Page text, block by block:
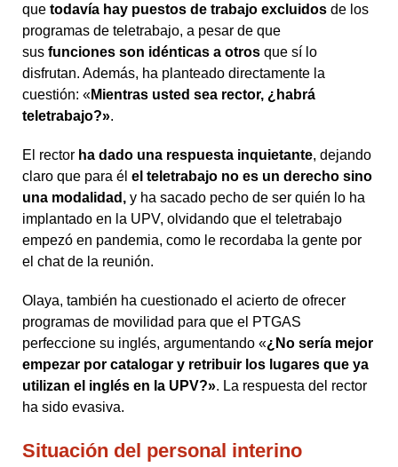
que todavía hay puestos de trabajo excluidos de los
programas de teletrabajo, a pesar de que
sus funciones son idénticas a otros que sí lo
disfrutan. Además, ha planteado directamente la
cuestión: «Mientras usted sea rector, ¿habrá
teletrabajo?».
El rector ha dado una respuesta inquietante, dejando
claro que para él el teletrabajo no es un derecho sino
una modalidad, y ha sacado pecho de ser quién lo ha
implantado en la UPV, olvidando que el teletrabajo
empezó en pandemia, como le recordaba la gente por
el chat de la reunión.
Olaya, también ha cuestionado el acierto de ofrecer
programas de movilidad para que el PTGAS
perfeccione su inglés, argumentando «¿No sería mejor
empezar por catalogar y retribuir los lugares que ya
utilizan el inglés en la UPV?». La respuesta del rector
ha sido evasiva.
Situación del personal interino